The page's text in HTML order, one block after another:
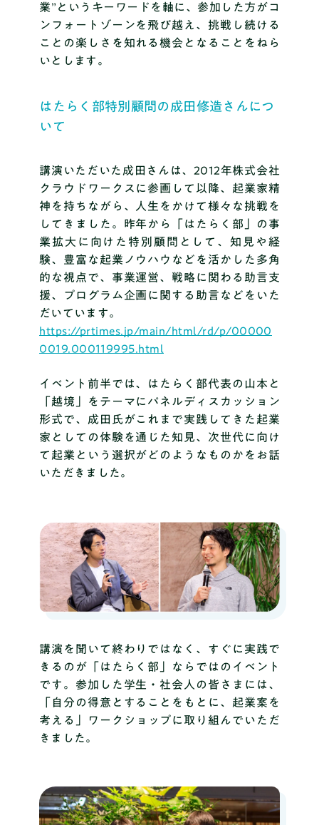
業”というキーワードを軸に、 参加した方がコ
ンフォートゾーンを飛び越え、挑戦し続ける
ことの楽しさを知れる機会となる ことをねら
いとします。
はたらく部特別顧問の成田修造さんにつ
いて
講演いただいた成田さんは、2012年株式会社
クラウドワークスに参画して以降、起業家精
神を持ちながら、人生をかけて様々な挑戦を
してきました。昨年から「はたらく部」の事
業拡大に向けた特別顧問として 、知見や経
験、豊富な起業ノウハウなどを活かした多角
的な視点で、 事業運営、戦略に関わる助言支
援、プログラム企画に関する助言など をいた
だいています。
https://prtimes.jp/main/html/rd/p/00000
0019.000119995.html
イベント前半では、はたらく部代表の山本と
「越境」をテーマにパネルディスカッション
形式で、 成田氏がこれまで実践してきた起業
家としての体験を通じた知見、次世代に向け
て起業という選択がどのようなものかをお話
いただきました。
講演を聞いて終わりではなく、すぐに実践で
きるのが「はたらく部」ならではのイベント
です。参加した学生・社会人の皆さまには、
「自分の得意とすることをもとに、起業案を
考える」ワークショップに取り組んでいただ
きました。